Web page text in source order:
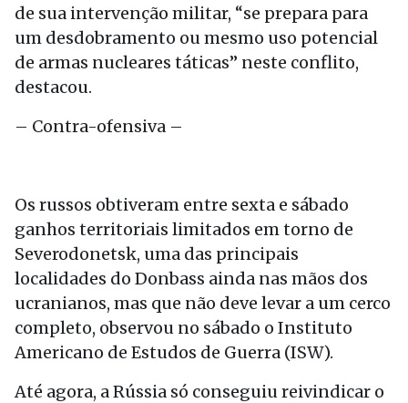
de sua intervenção militar, “se prepara para
um desdobramento ou mesmo uso potencial
de armas nucleares táticas” neste conflito,
destacou.
– Contra-ofensiva –
Os russos obtiveram entre sexta e sábado
ganhos territoriais limitados em torno de
Severodonetsk, uma das principais
localidades do Donbass ainda nas mãos dos
ucranianos, mas que não deve levar a um cerco
completo, observou no sábado o Instituto
Americano de Estudos de Guerra (ISW).
Até agora, a Rússia só conseguiu reivindicar o